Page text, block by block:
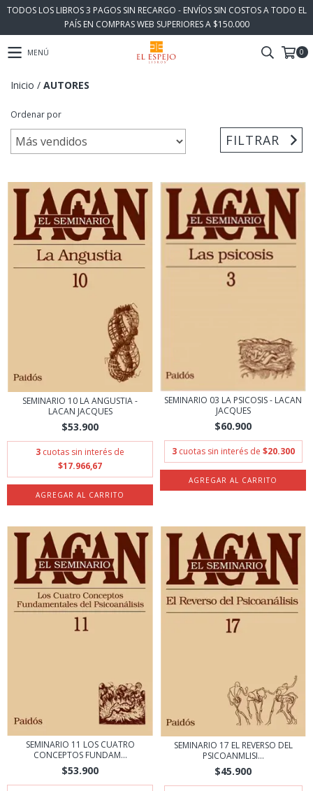
TODOS LOS LIBROS 3 PAGOS SIN RECARGO - ENVÍOS SIN COSTOS A TODO EL
PAÍS EN COMPRAS WEB SUPERIORES A $150.000
MENÚ 0
Inicio / AUTORES
Ordenar por
FILTRAR
SEMINARIO 10 LA ANGUSTIA -
LACAN JACQUES
$53.900
3 cuotas sin interés de
$17.966,67
SEMINARIO 03 LA PSICOSIS - LACAN
JACQUES
$60.900
3 cuotas sin interés de $20.300
SEMINARIO 11 LOS CUATRO
CONCEPTOS FUNDAM...
$53.900
SEMINARIO 17 EL REVERSO DEL
PSICOANΜLISI...
$45.900